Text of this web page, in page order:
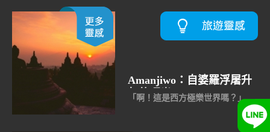
Amanjiwo：自婆羅浮屠升
起的曙光
「啊！這是西方極樂世界嗎？」
我看著眼前的景色，不由得吐出夢